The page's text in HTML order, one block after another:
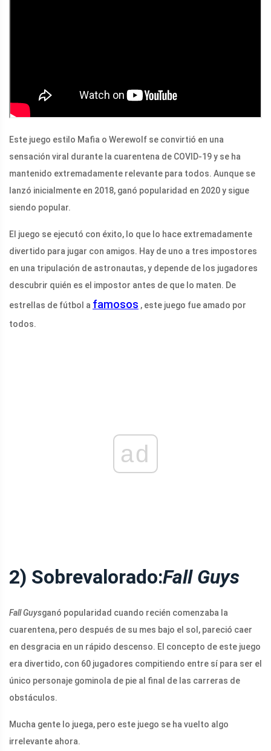
Este juego estilo Mafia o Werewolf se convirtió en una
sensación viral durante la cuarentena de COVID-19 y se ha
mantenido extremadamente relevante para todos. Aunque se
lanzó inicialmente en 2018, ganó popularidad en 2020 y sigue
siendo popular.
El juego se ejecutó con éxito, lo que lo hace extremadamente
divertido para jugar con amigos. Hay de uno a tres impostores
en una tripulación de astronautas, y depende de los jugadores
descubrir quién es el impostor antes de que lo maten. De
estrellas de fútbol a famosos , este juego fue amado por
todos.
ad
2) Sobrevalorado:Fall Guys
Fall Guysganó popularidad cuando recién comenzaba la
cuarentena, pero después de su mes bajo el sol, pareció caer
en desgracia en un rápido descenso. El concepto de este juego
era divertido, con 60 jugadores compitiendo entre sí para ser el
único personaje gominola de pie al final de las carreras de
obstáculos.
Mucha gente lo juega, pero este juego se ha vuelto algo
irrelevante ahora.